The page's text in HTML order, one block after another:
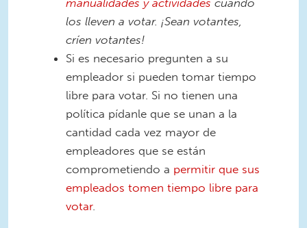
manualidades y actividades cuando
los lleven a votar. ¡Sean votantes,
críen votantes!
Si es necesario pregunten a su
empleador si pueden tomar tiempo
libre para votar. Si no tienen una
política pídanle que se unan a la
cantidad cada vez mayor de
empleadores que se están
comprometiendo a permitir que sus
empleados tomen tiempo libre para
votar.